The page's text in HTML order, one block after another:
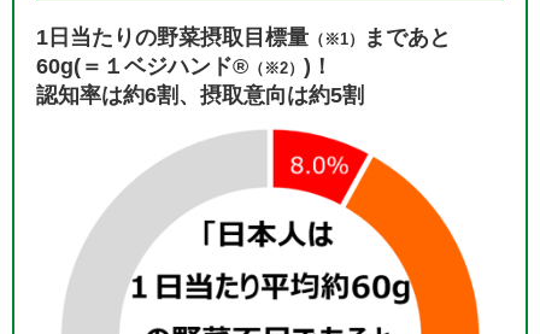
1日当たりの野菜摂取目標量 （※1）
まであと
60g(＝１ベジハンド® （※2） )！
認知率は約6割、摂取意向は約5割